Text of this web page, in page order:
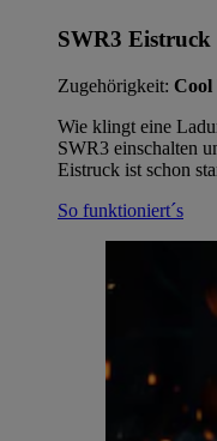
SWR3 Eistruck
Zugehörigkeit: Cool
Wie klingt eine
SWR3 einschalten
Eistruck ist schon
So funktioniert´s